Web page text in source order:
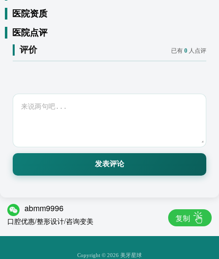
医院资质
医院点评
评价
已有 0 人点评
发表评论
abmm9996
口腔优惠/整形设计/咨询变美 复制
Copyright © 2026 美牙星球